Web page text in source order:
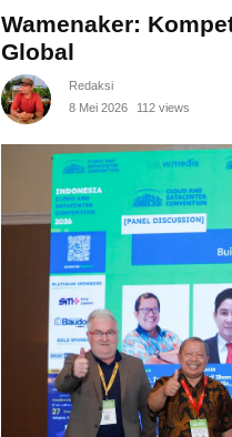
Wamenaker:
Global
Redaksi
8 Mei 2026
112 views